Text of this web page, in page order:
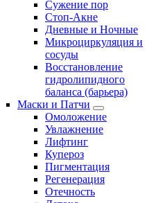
Сужение пор
Стоп-Акне
Дневные и Ночные
Микроциркуляция и
сосуды
Восстановление
гидролипидного
баланса (барьера)
Маски и Патчи
Омоложение
Увлажнение
Лифтинг
Купероз
Пигментация
Регенерация
Отечность